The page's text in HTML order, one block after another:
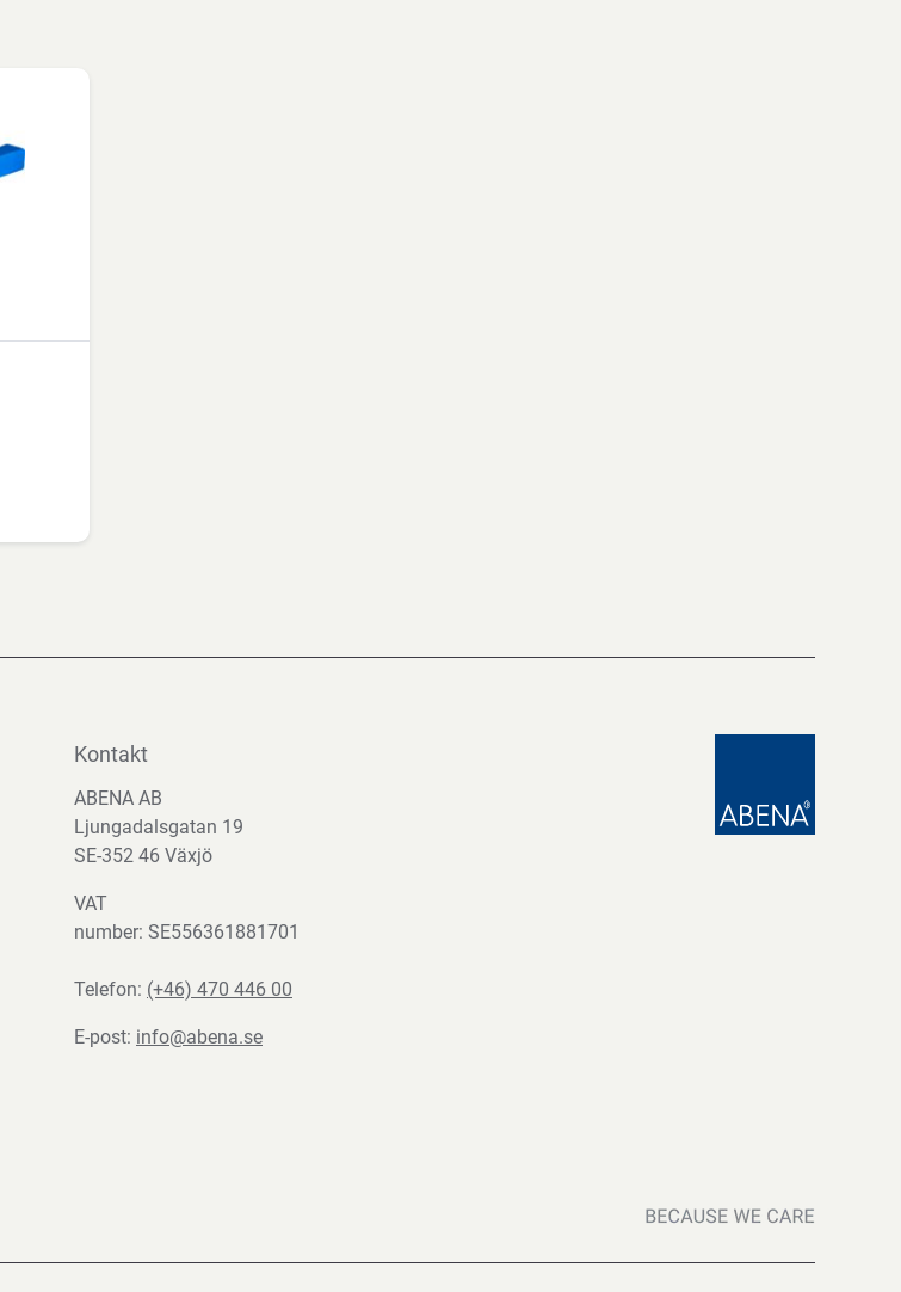
Kontakt
ABENA AB
Ljungadalsgatan 19
SE-352 46 Växjö
VAT
number: SE556361881701
Telefon: (+46) 470 446 00
E-post: info@abena.se